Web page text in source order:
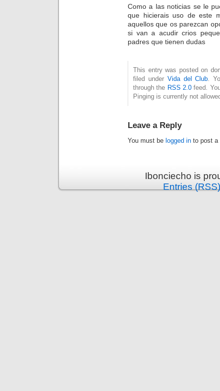
Como a las noticias se le
que hicierais uso de este
aquellos que os parezcan
si van a acudir crios
padres que tienen dudas
This entry was posted on
filed under Vida del Club.
through the RSS 2.0 feed.
Pinging is currently not
Leave a Reply
You must be logged in to post a
Ibonciecho is
Entries (RSS)